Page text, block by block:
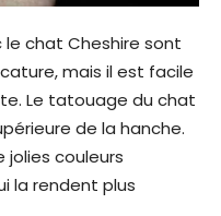
chat Cheshire sont
mais il est facile
Le tatouage du chat
de la hanche.
jolies couleurs
la rendent plus